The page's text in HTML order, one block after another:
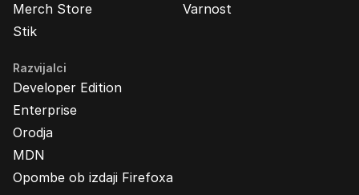
Merch Store
Stik
Varnost
Razvijalci
Developer Edition
Enterprise
Orodja
MDN
Opombe ob izdaji Firefoxa